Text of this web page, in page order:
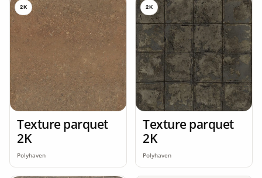
2K
Texture parquet
2K
Polyhaven
2K
Texture parquet
2K
Polyhaven